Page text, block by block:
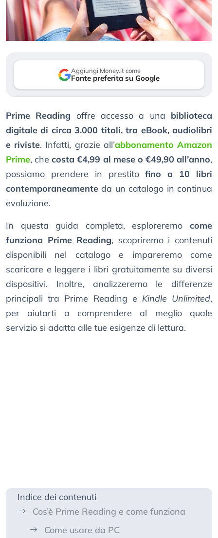
Aggiungi Money.it come
Fonte preferita su Google
Prime Reading offre accesso a una biblioteca
digitale di circa 3.000 titoli, tra eBook, audiolibri
e riviste. Infatti, grazie all’abbonamento Amazon
Prime, checosta €4,99 al mese o €49,90 all’anno,
possiamo prendere in prestitofino a 10 libri
contemporaneamente da un catalogo in continua
evoluzione.
In questa guida completa, esploreremo come
funziona Prime Reading, scopriremo i contenuti
disponibili nel catalogo e impareremo come
scaricare e leggere i libri gratuitamente su diversi
dispositivi. Inoltre, analizzeremo le differenze
principali tra Prime Reading e Kindle Unlimited,
per aiutarti a comprendere al meglio quale
servizio si adatta alle tue esigenze di lettura.
Indice dei contenuti
Cos’è Prime Reading e come funziona
Come usare da PC